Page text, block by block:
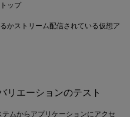
ップ
かストリーム配信されている仮想ア
リエーションのテスト
ムからアプリケーションにアクセ